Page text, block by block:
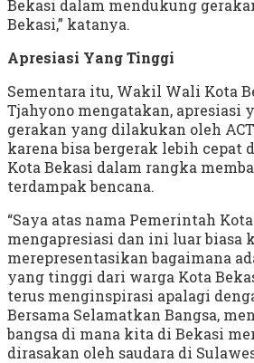
Bekasi dalam mendukung
Bekasi,” katanya.
Apresiasi Yang Tinggi
Sementara itu, Wakil Wali Kota
Tjahyono mengatakan, apresiasi
gerakan yang dilakukan oleh
karena bisa bergerak lebih cepat
Kota Bekasi dalam rangka
terdampak bencana.
“Saya atas nama Pemerintah
mengapresiasi dan ini luar biasa
merepresentasikan bagaimana
yang tinggi dari warga Kota
terus menginspirasi apalagi
Bersama Selamatkan Bangsa,
bangsa di mana kita di Bekasi
dirasakan oleh saudara di